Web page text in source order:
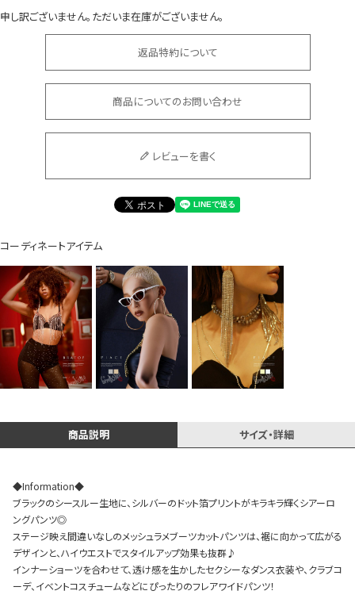
会員登録でいつでもお得に
Instagram LIVE items
申し訳ございません。ただいま在庫がございません。
返品特約について
商品についてのお問い合わせ
レビューを書く
コーディネートアイテム
商品説明 サイズ・詳細
◆Information◆
ブラックのシースルー生地に、シルバーのドット箔プリントがキラキラ輝くシアーロ
ングパンツ◎
ステージ映え間違いなしのメッシュラメブーツカットパンツは、裾に向かって広がる
デザインと、ハイウエストでスタイルアップ効果も抜群♪
インナーショーツを合わせて、透け感を生かしたセクシーなダンス衣装や、クラブコ
ーデ、イベントコスチュームなどにぴったりのフレアワイドパンツ！